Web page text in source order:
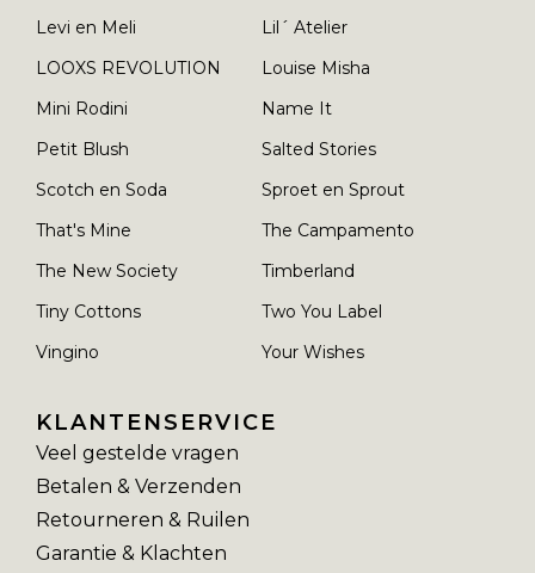
Levi en Meli
Lil´ Atelier
LOOXS REVOLUTION
Louise Misha
Mini Rodini
Name It
Petit Blush
Salted Stories
Scotch en Soda
Sproet en Sprout
That's Mine
The Campamento
The New Society
Timberland
Tiny Cottons
Two You Label
Vingino
Your Wishes
KLANTENSERVICE
Veel gestelde vragen
Betalen & Verzenden
Retourneren & Ruilen
Garantie & Klachten